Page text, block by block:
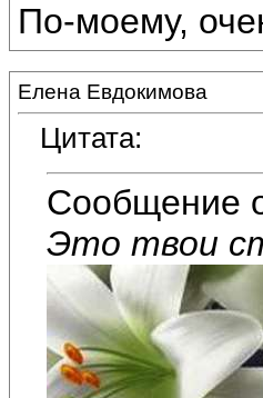
По-моему,
Елена Евдокимова
Цитата:
Сообщение
Это твои